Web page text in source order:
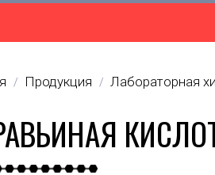
/ Продукция / Лабораторная